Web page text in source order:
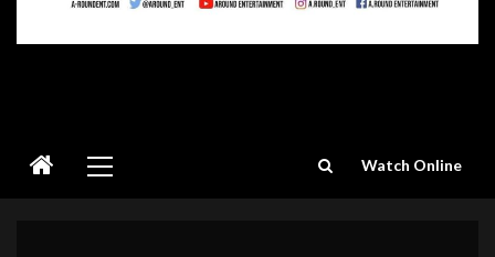
Menu
Watch Online